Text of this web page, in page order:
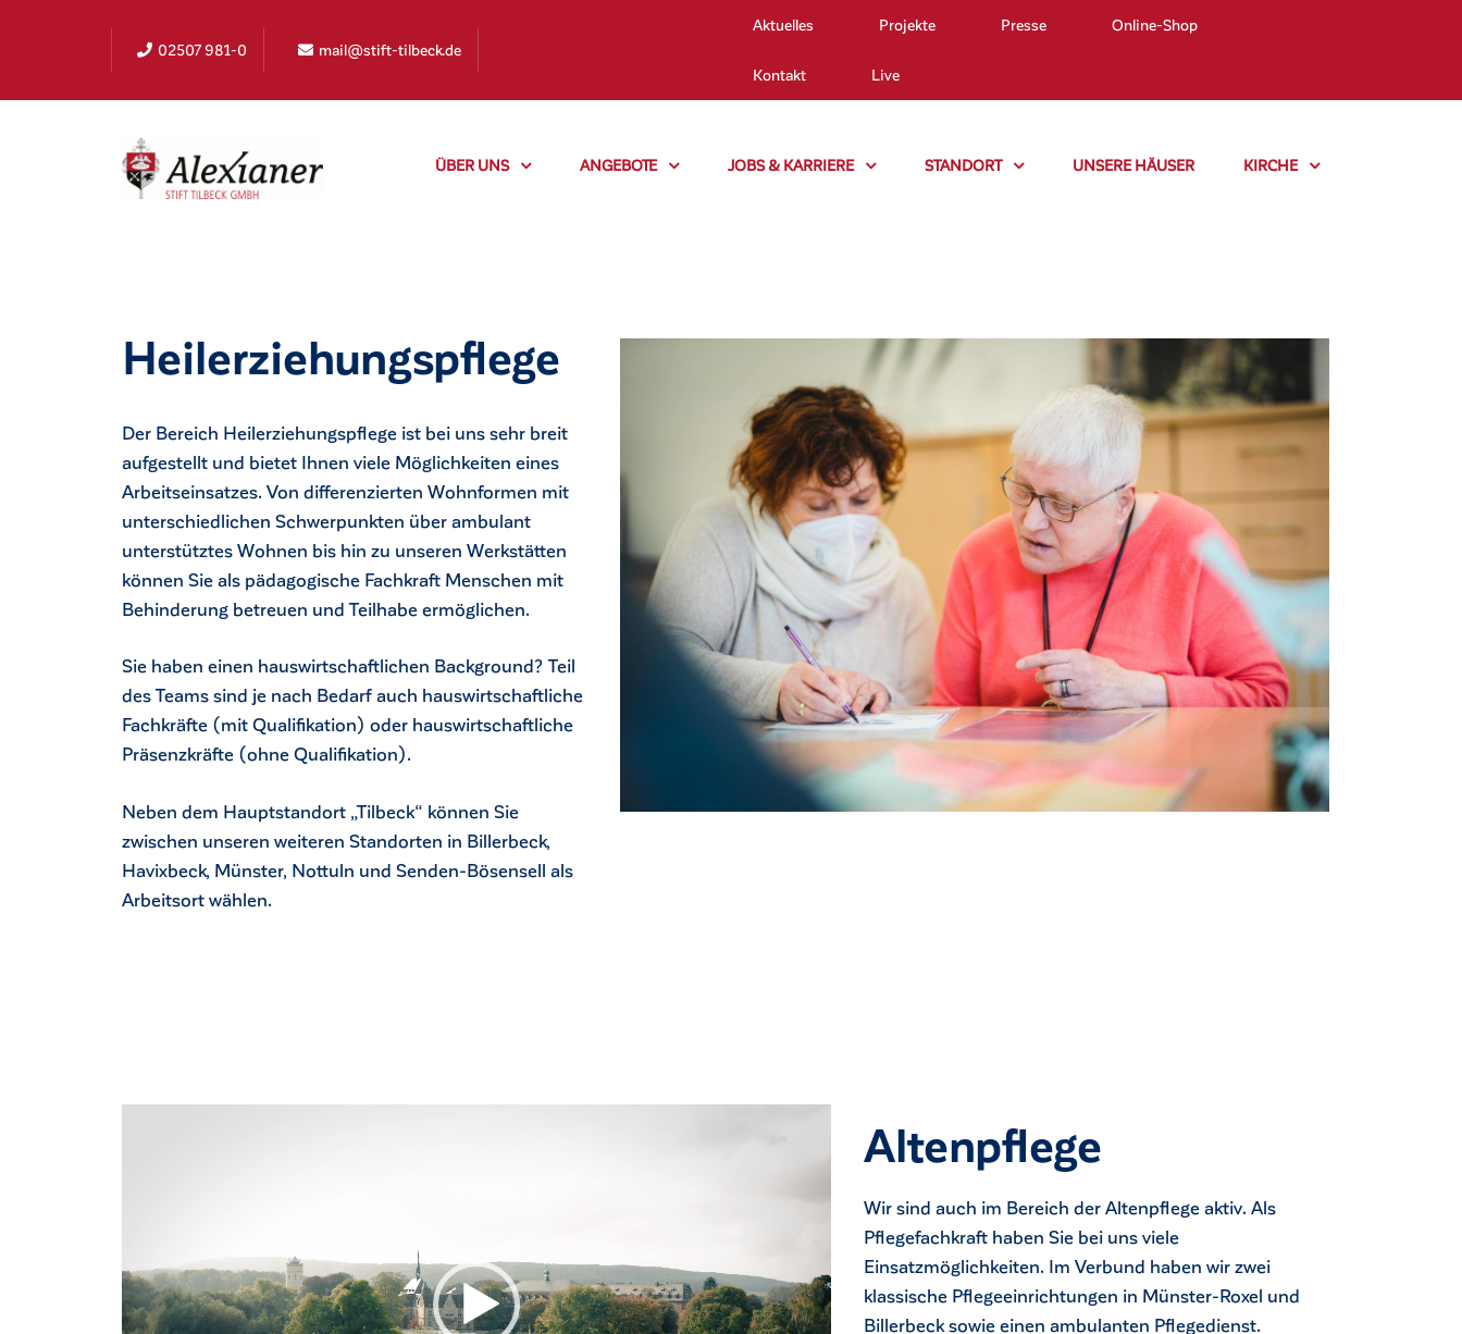
02507 981-0 mail@stift-tilbeck.de
Aktuelles Projekte Presse Online-Shop
Kontakt Live
ÜBER UNS ANGEBOTE JOBS & KARRIERE STANDORT UNSERE HÄUSER KIRCHE
Heilerziehungspflege
Der Bereich Heilerziehungspflege ist bei uns sehr breit
aufgestellt und bietet Ihnen viele Möglichkeiten eines
Arbeitseinsatzes. Von differenzierten Wohnformen mit
unterschiedlichen Schwerpunkten über ambulant
unterstütztes Wohnen bis hin zu unseren Werkstätten
können Sie als pädagogische Fachkraft Menschen mit
Behinderung betreuen und Teilhabe ermöglichen.
Sie haben einen hauswirtschaftlichen Background? Teil
des Teams sind je nach Bedarf auch hauswirtschaftliche
Fachkräfte (mit Qualifikation) oder hauswirtschaftliche
Präsenzkräfte (ohne Qualifikation).
Neben dem Hauptstandort „Tilbeck“ können Sie
zwischen unseren weiteren Standorten in Billerbeck,
Havixbeck, Münster, Nottuln und Senden-Bösensell als
Arbeitsort wählen.
Altenpflege
Wir sind auch im Bereich der Altenpflege aktiv. Als
Pflegefachkraft haben Sie bei uns viele
Einsatzmöglichkeiten. Im Verbund haben wir zwei
klassische Pflegeeinrichtungen in Münster-Roxel und
Billerbeck sowie einen ambulanten Pflegedienst.